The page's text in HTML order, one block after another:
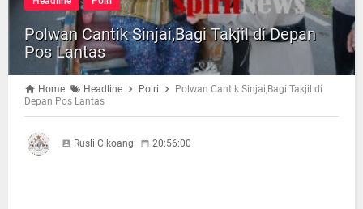
Polwan Cantik Sinjai,Bagi Takjil di Depan
Pos Lantas
Home Headline Polri
Polwan Cantik Sinjai,Bagi Takjil di
Depan Pos Lantas
Rusli Cikoang 20:56:00